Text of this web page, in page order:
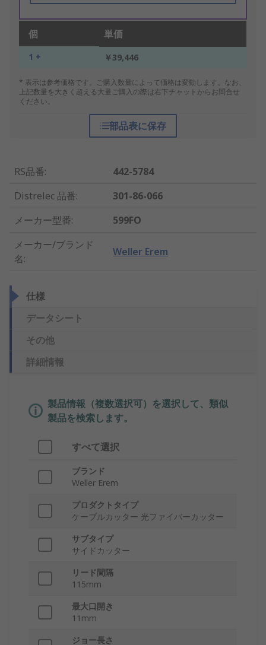
個 単価
1 + ￥39,446
* 表示は参考価格です。ご購入数量によって価格は変動します。なお、
上記数量を大きく超える大量ご購入の際は右下チャットからお問合せ
ください。
部品表に保存
RS品番:
442-5784
Distrelec 品番:
301-86-066
メーカー型番:
599FO
メーカー/ブランド
名:
Weller Erem
仕様
データシート
その他
詳細情報
製品情報（複数選択可）を選択して、類似
製品を検索します。
すべて選択
ブランド
Weller Erem
プロダクトタイプ
ケーブルカッター 光ファイバーカッター
サブタイプ
サイドカッター
リード間隔
115mm
最大口開き
11mm
ジョー長さ